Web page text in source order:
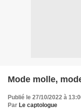
Mode molle,
Publié le 27/10/2022 à
Par Le captologue